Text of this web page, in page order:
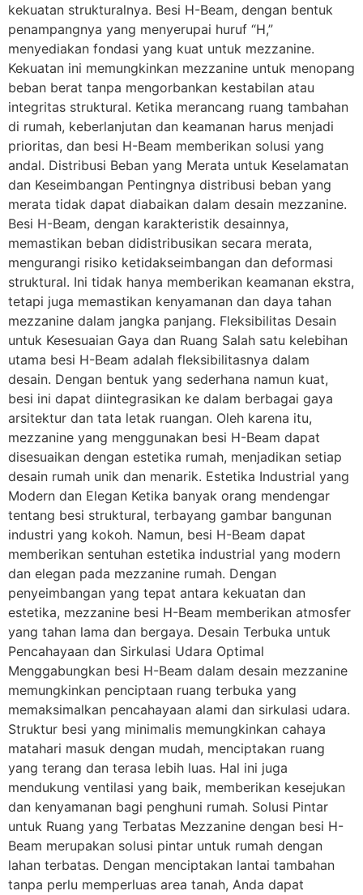
kekuatan strukturalnya. Besi H-Beam, dengan bentuk
penampangnya yang menyerupai huruf “H,”
menyediakan fondasi yang kuat untuk mezzanine.
Kekuatan ini memungkinkan mezzanine untuk menopang
beban berat tanpa mengorbankan kestabilan atau
integritas struktural. Ketika merancang ruang tambahan
di rumah, keberlanjutan dan keamanan harus menjadi
prioritas, dan besi H-Beam memberikan solusi yang
andal. Distribusi Beban yang Merata untuk Keselamatan
dan Keseimbangan Pentingnya distribusi beban yang
merata tidak dapat diabaikan dalam desain mezzanine.
Besi H-Beam, dengan karakteristik desainnya,
memastikan beban didistribusikan secara merata,
mengurangi risiko ketidakseimbangan dan deformasi
struktural. Ini tidak hanya memberikan keamanan ekstra,
tetapi juga memastikan kenyamanan dan daya tahan
mezzanine dalam jangka panjang. Fleksibilitas Desain
untuk Kesesuaian Gaya dan Ruang Salah satu kelebihan
utama besi H-Beam adalah fleksibilitasnya dalam
desain. Dengan bentuk yang sederhana namun kuat,
besi ini dapat diintegrasikan ke dalam berbagai gaya
arsitektur dan tata letak ruangan. Oleh karena itu,
mezzanine yang menggunakan besi H-Beam dapat
disesuaikan dengan estetika rumah, menjadikan setiap
desain rumah unik dan menarik. Estetika Industrial yang
Modern dan Elegan Ketika banyak orang mendengar
tentang besi struktural, terbayang gambar bangunan
industri yang kokoh. Namun, besi H-Beam dapat
memberikan sentuhan estetika industrial yang modern
dan elegan pada mezzanine rumah. Dengan
penyeimbangan yang tepat antara kekuatan dan
estetika, mezzanine besi H-Beam memberikan atmosfer
yang tahan lama dan bergaya. Desain Terbuka untuk
Pencahayaan dan Sirkulasi Udara Optimal
Menggabungkan besi H-Beam dalam desain mezzanine
memungkinkan penciptaan ruang terbuka yang
memaksimalkan pencahayaan alami dan sirkulasi udara.
Struktur besi yang minimalis memungkinkan cahaya
matahari masuk dengan mudah, menciptakan ruang
yang terang dan terasa lebih luas. Hal ini juga
mendukung ventilasi yang baik, memberikan kesejukan
dan kenyamanan bagi penghuni rumah. Solusi Pintar
untuk Ruang yang Terbatas Mezzanine dengan besi H-
Beam merupakan solusi pintar untuk rumah dengan
lahan terbatas. Dengan menciptakan lantai tambahan
tanpa perlu memperluas area tanah, Anda dapat